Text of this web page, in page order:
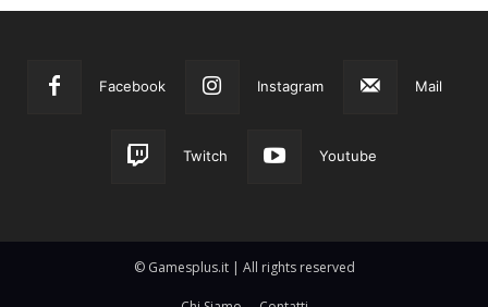
Facebook Instagram Mail
Twitch Youtube
© Gamesplus.it | All rights reserved